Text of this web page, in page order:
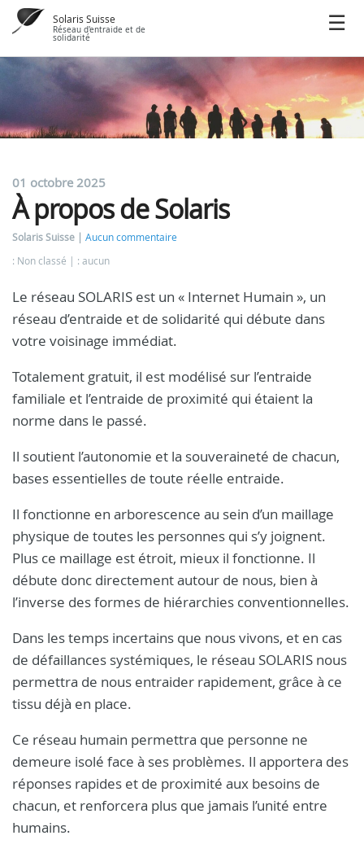
Solaris Suisse
Réseau d'entraide et de
solidarité
01 octobre 2025
À propos de Solaris
Solaris Suisse
Aucun commentaire
: Non classé
: aucun
Le réseau SOLARIS est un « Internet Humain », un
réseau d’entraide et de solidarité qui débute dans
votre voisinage immédiat.
Totalement gratuit, il est modélisé sur l’entraide
familiale et l’entraide de proximité qui étaient la
norme dans le passé.
Il soutient l’autonomie et la souveraineté de chacun,
bases essentielles de toute réelle entraide.
Il fonctionne en arborescence au sein d’un maillage
physique de toutes les personnes qui s’y joignent.
Plus ce maillage est étroit, mieux il fonctionne. Il
débute donc directement autour de nous, bien à
l’inverse des formes de hiérarchies conventionnelles.
Dans les temps incertains que nous vivons, et en cas
de défaillances systémiques, le réseau SOLARIS nous
permettra de nous entraider rapidement, grâce à ce
tissu déjà en place.
Ce réseau humain permettra que personne ne
demeure isolé face à ses problèmes. Il apportera des
réponses rapides et de proximité aux besoins de
chacun, et renforcera plus que jamais l’unité entre
humains.